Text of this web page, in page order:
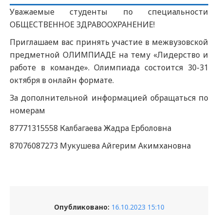
Уважаемые студенты по специальности
ОБЩЕСТВЕННОЕ ЗДРАВООХРАНЕНИЕ!
Приглашаем вас принять участие в межвузовской
предметной ОЛИМПИАДЕ на тему «Лидерство и
работе в команде». Олимпиада состоится 30-31
октября в онлайн формате.
За дополнительной информацией обращаться по
номерам
87771315558 Калбагаева Жадра Ерболовна
87076087273 Мукушева Айгерим Акимхановна
Опубликовано: 16.10.2023 15:10